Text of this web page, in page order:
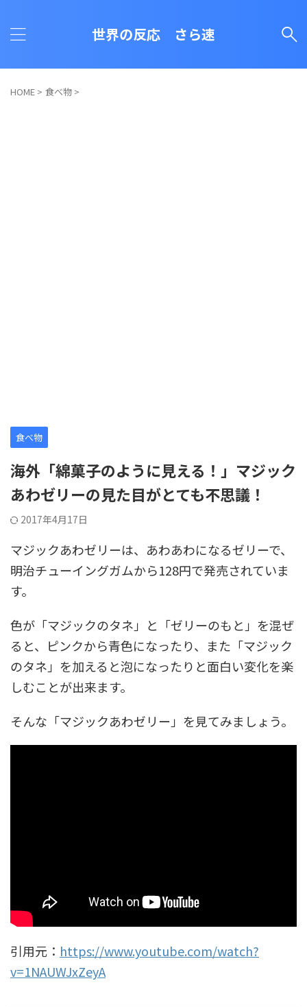
世界の反応 さら速
HOME > 食べ物 >
食べ物
海外「綿菓子のように見える！」マジック
あわゼリーの見た目がとても不思議！
2017年4月17日
マジックあわゼリーは、あわあわになるゼリーで、
明治チューイングガムから128円で発売されていま
す。
色が「マジックのタネ」と「ゼリーのもと」を混ぜ
ると、ピンクから青色になったり、また「マジック
のタネ」を加えると泡になったりと面白い変化を楽
しむことが出来ます。
そんな「マジックあわゼリー」を見てみましょう。
引用元： https://www.youtube.com/watch?
v=1NAUWJxZeyA